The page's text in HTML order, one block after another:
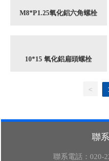
M8*P1.25氧化鋁六角螺栓
10*15 氧化鋁扁頭螺栓
<
聯
聯系電話： 020-